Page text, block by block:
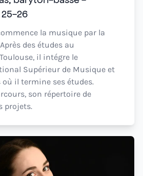
26
la musique par la
des études au
il intégre le
Supérieur de Musique et
où il termine ses études.
son répertoire de
projets.